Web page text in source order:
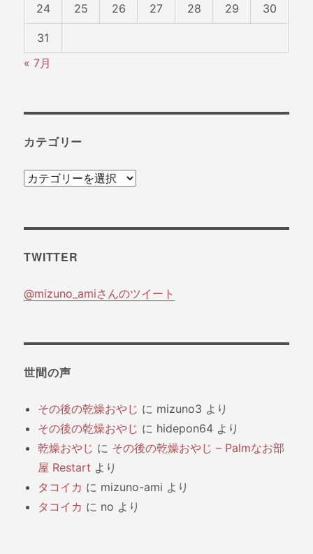
24 25 26 27 28 29 30
31
« 7月
カテゴリー
カ
ー
TWITTER
@mizuno_amiさんのツイート
世間の声
その後の乾燥おやじ に mizuno3 より
その後の乾燥おやじ に hidepon64 より
乾燥おやじ に その後の乾燥おやじ – Palmなお部
屋 Restart より
タコイカ に mizuno-ami より
タコイカ に no より